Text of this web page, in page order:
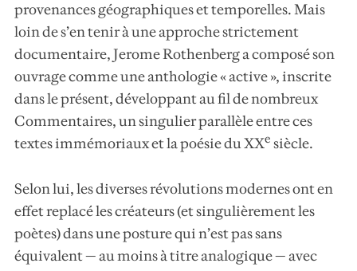
provenances géographiques et temporelles. Mais
loin de s’en tenir à une approche strictement
documentaire, Jerome Rothenberg a composé son
ouvrage comme une anthologie « active », inscrite
dans le présent, développant au fil de nombreux
Commentaires, un singulier parallèle entre ces
textes immémoriaux et la poésie du XXe siècle.
Selon lui, les diverses révolutions modernes ont en
effet replacé les créateurs (et singulièrement les
poètes) dans une posture qui n’est pas sans
équivalent — au moins à titre analogique — avec